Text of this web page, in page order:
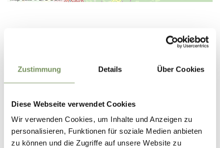
Zustimmung Details Über Cookies
Diese Webseite verwendet Cookies
Wir verwenden Cookies, um Inhalte und Anzeigen zu
personalisieren, Funktionen für soziale Medien anbieten
zu können und die Zugriffe auf unsere Website zu